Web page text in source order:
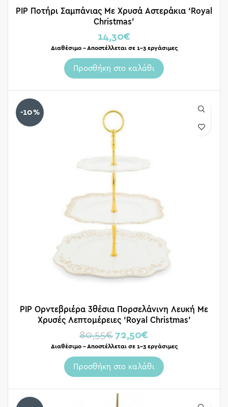
PIP Ποτήρι Σαμπάνιας Με Χρυσά Αστεράκια ‘Royal
Christmas’
14,30€
Διαθέσιμο – Αποστέλλεται σε 1-3 εργάσιμες
Προσθήκη στο καλάθι
-10%
PIP Ορντεβριέρα 3θέσια Πορσελάνινη Λευκή Με
Χρυσές Λεπτομέρειες ‘Royal Christmas’
80,55€ 72,50€
Διαθέσιμο – Αποστέλλεται σε 1-3 εργάσιμες
Προσθήκη στο καλάθι